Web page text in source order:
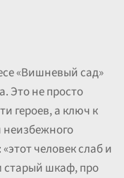
«Вишневый сад»
Это не просто
героев, а ключ к
человек слаб и
старый шкаф, про